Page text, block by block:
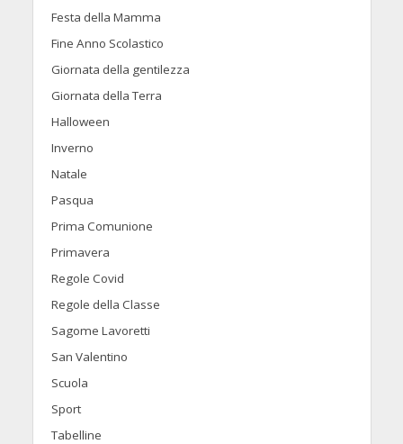
Festa della Mamma
Fine Anno Scolastico
Giornata della gentilezza
Giornata della Terra
Halloween
Inverno
Natale
Pasqua
Prima Comunione
Primavera
Regole Covid
Regole della Classe
Sagome Lavoretti
San Valentino
Scuola
Sport
Tabelline